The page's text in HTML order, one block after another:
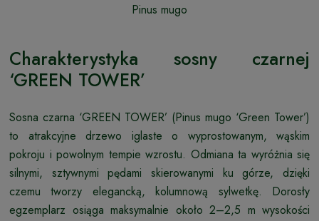
Pinus mugo
Charakterystyka sosny czarnej
‘GREEN TOWER’
Sosna czarna ‘GREEN TOWER’ (Pinus mugo ‘Green Tower’)
to atrakcyjne drzewo iglaste o wyprostowanym, wąskim
pokroju i powolnym tempie wzrostu. Odmiana ta wyróżnia się
silnymi, sztywnymi pędami skierowanymi ku górze, dzięki
czemu tworzy elegancką, kolumnową sylwetkę. Dorosły
egzemplarz osiąga maksymalnie około 2–2,5 m wysokości